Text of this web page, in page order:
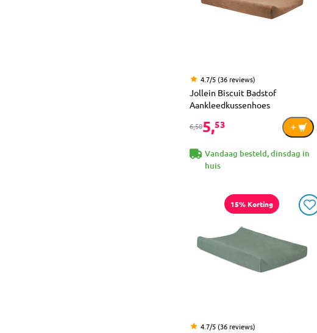
4.7/5 (36 reviews)
Jollein Biscuit Badstof
Aankleedkussenhoes
6,505,53
Vandaag besteld, dinsdag in
huis
15% Korting
4.7/5 (36 reviews)